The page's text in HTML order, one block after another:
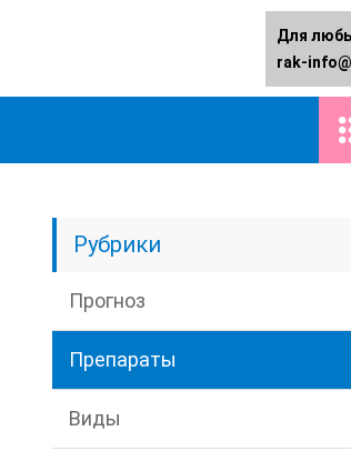
Рубрики
Прогноз
Препараты
Виды
Для
rak-